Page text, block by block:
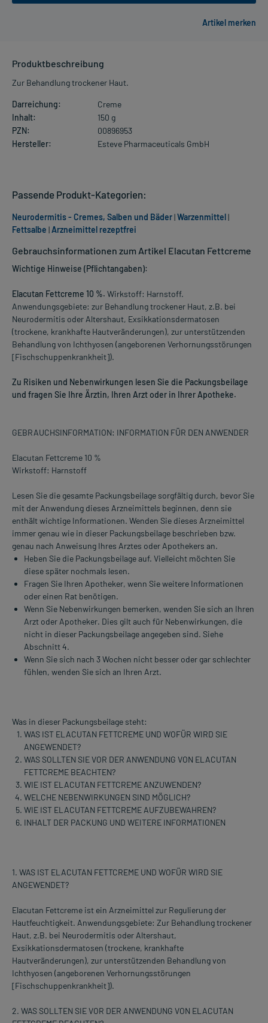
Produktbeschreibung
Zur Behandlung trockener Haut.
Darreichung:
Creme
Inhalt:
150 g
PZN:
00896953
Hersteller:
Esteve Pharmaceuticals GmbH
Gebrauchsinformationen zum Artikel Elacutan Fettcreme
Wichtige Hinweise (Pflichtangaben):
Elacutan Fettcreme 10 %. Wirkstoff: Harnstoff.
Anwendungsgebiete: zur Behandlung trockener Haut, z.B. bei
Neurodermitis oder Altershaut, Exsikkationsdermatosen
(trockene, krankhafte Hautveränderungen), zur unterstützenden
Behandlung von Ichthyosen (angeborenen Verhornungsstörungen
[Fischschuppenkrankheit]).
Zu Risiken und Nebenwirkungen lesen Sie die Packungsbeilage
und fragen Sie Ihre Ärztin, Ihren Arzt oder in Ihrer Apotheke.
GEBRAUCHSINFORMATION: INFORMATION FÜR DEN ANWENDER
Elacutan Fettcreme 10 %
Wirkstoff: Harnstoff
Lesen Sie die gesamte Packungsbeilage sorgfältig durch, bevor Sie
mit der Anwendung dieses Arzneimittels beginnen, denn sie
enthält wichtige Informationen. Wenden Sie dieses Arzneimittel
immer genau wie in dieser Packungsbeilage beschrieben bzw.
genau nach Anweisung Ihres Arztes oder Apothekers an.
Heben Sie die Packungsbeilage auf. Vielleicht möchten Sie
diese später nochmals lesen.
Fragen Sie Ihren Apotheker, wenn Sie weitere Informationen
oder einen Rat benötigen.
Wenn Sie Nebenwirkungen bemerken, wenden Sie sich an Ihren
Arzt oder Apotheker. Dies gilt auch für Nebenwirkungen, die
nicht in dieser Packungsbeilage angegeben sind. Siehe
Abschnitt 4.
Wenn Sie sich nach 3 Wochen nicht besser oder gar schlechter
fühlen, wenden Sie sich an Ihren Arzt.
Was in dieser Packungsbeilage steht:
WAS IST ELACUTAN FETTCREME UND WOFÜR WIRD SIE
ANGEWENDET?
WAS SOLLTEN SIE VOR DER ANWENDUNG VON ELACUTAN
FETTCREME BEACHTEN?
WIE IST ELACUTAN FETTCREME ANZUWENDEN?
WELCHE NEBENWIRKUNGEN SIND MÖGLICH?
WIE IST ELACUTAN FETTCREME AUFZUBEWAHREN?
INHALT DER PACKUNG UND WEITERE INFORMATIONEN
1. WAS IST ELACUTAN FETTCREME UND WOFÜR WIRD SIE
ANGEWENDET?
Elacutan Fettcreme ist ein Arzneimittel zur Regulierung der
Hautfeuchtigkeit. Anwendungsgebiete: Zur Behandlung trockener
Haut, z.B. bei Neurodermitis oder Altershaut,
Exsikkationsdermatosen (trockene, krankhafte
Hautveränderungen), zur unterstützenden Behandlung von
Ichthyosen (angeborenen Verhornungsstörungen
[Fischschuppenkrankheit]).
2. WAS SOLLTEN SIE VOR DER ANWENDUNG VON ELACUTAN
Passende Produkt-Kategorien:
Neurodermitis - Cremes, Salben und Bäder|Warzenmittel|
Fettsalbe |Arzneimittel rezeptfrei